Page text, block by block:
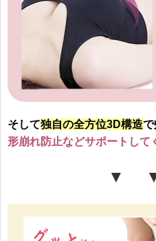
そして独自の全方位3D構造で
形崩れ防止などサポートし
▼